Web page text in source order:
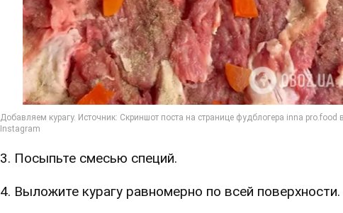
3. Посыпьте смесью специй.
4. Выложите курагу равномерно по всей поверхности.